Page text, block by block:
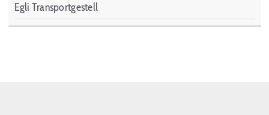
Egli Transportgestell